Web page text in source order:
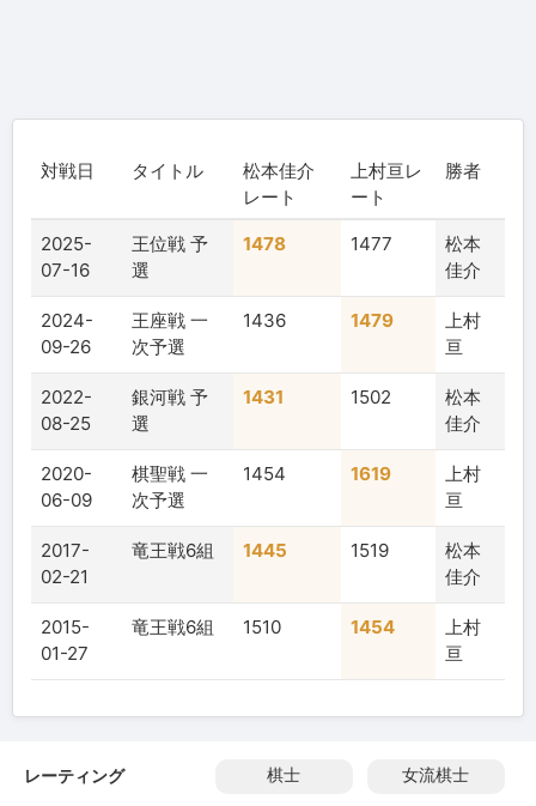
対戦日 タイトル
松本佳介
レート
上村亘レ
ート
勝者
2025-
07-16
王位戦 予
選
1478 1477
松本
佳介
2024-
09-26
王座戦 一
次予選
1436 1479
上村
亘
2022-
08-25
銀河戦 予
選
1431 1502
松本
佳介
2020-
06-09
棋聖戦 一
次予選
1454 1619
上村
亘
2017-
02-21
竜王戦6組 1445 1519
松本
佳介
2015-
01-27
竜王戦6組 1510 1454
上村
亘
レーティング 棋士 女流棋士